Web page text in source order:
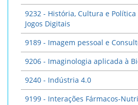
9232 - História, Cultura e Política
Jogos Digitais
9189 - Imagem pessoal e
9206 - Imaginologia aplicada à
9240 - Indústria 4.0
9199 - Interações Fármacos-